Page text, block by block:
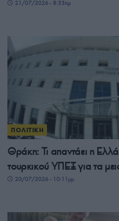
21/07/2026 - 8:33πμ
ΠΟΛΙΤΙΚΗ
Θράκη: Τι απαντάει η
τουρκικού ΥΠΕΞ για τα
20/07/2026 - 10:11μμ